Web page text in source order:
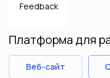
Платформа для
Веб-сайт